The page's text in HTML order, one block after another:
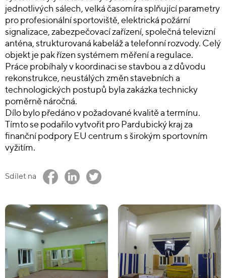
jednotlivých sálech, velká časomíra splňující parametry
pro profesionální sportoviště, elektrická požární
signalizace, zabezpečovací zařízení, společná televizní
anténa, strukturovaná kabeláž a telefonní rozvody. Celý
objekt je pak řízen systémem měření a regulace.
Práce probíhaly v koordinaci se stavbou a z důvodu
rekonstrukce, neustálých změn stavebních a
technologických postupů byla zakázka technicky
poměrně náročná.
Dílo bylo předáno v požadované kvalitě a termínu.
Tímto se podařilo vytvořit pro Pardubický kraj za
finanční podpory EU centrum s širokým sportovním
vyžitím.
Sdílet na